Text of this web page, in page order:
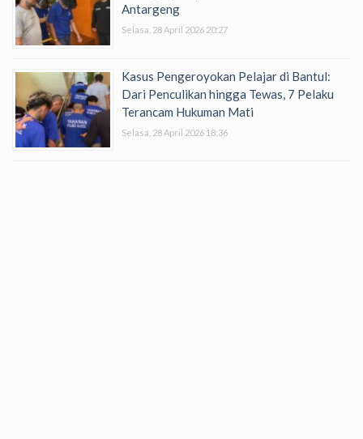
Antargeng
Selasa, 28 April 2026 20:27
Kasus Pengeroyokan Pelajar di Bantul:
Dari Penculikan hingga Tewas, 7 Pelaku
Terancam Hukuman Mati
Selasa, 28 April 2026 18:36